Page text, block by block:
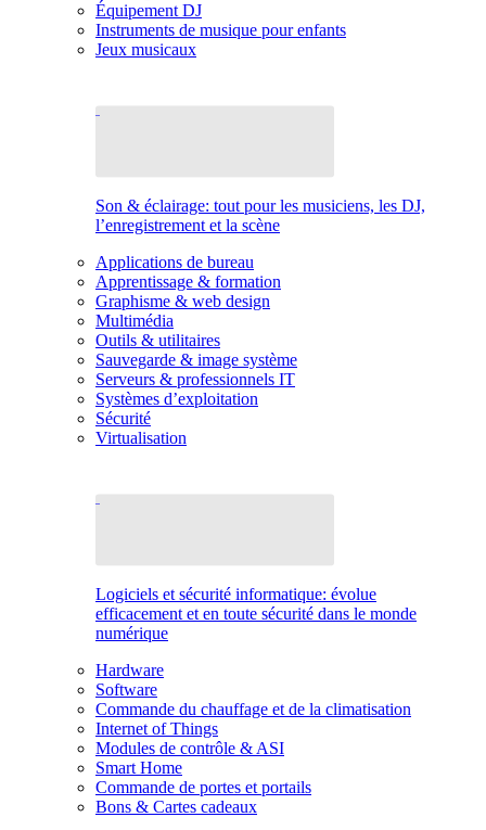
Équipement DJ
Instruments de musique pour enfants
Jeux musicaux
Son & éclairage: tout pour les musiciens, les DJ,
l’enregistrement et la scène
Applications de bureau
Apprentissage & formation
Graphisme & web design
Multimédia
Outils & utilitaires
Sauvegarde & image système
Serveurs & professionnels IT
Systèmes d’exploitation
Sécurité
Virtualisation
Logiciels et sécurité informatique: évolue
efficacement et en toute sécurité dans le monde
numérique
Hardware
Software
Commande du chauffage et de la climatisation
Internet of Things
Modules de contrôle & ASI
Smart Home
Commande de portes et portails
Bons & Cartes cadeaux